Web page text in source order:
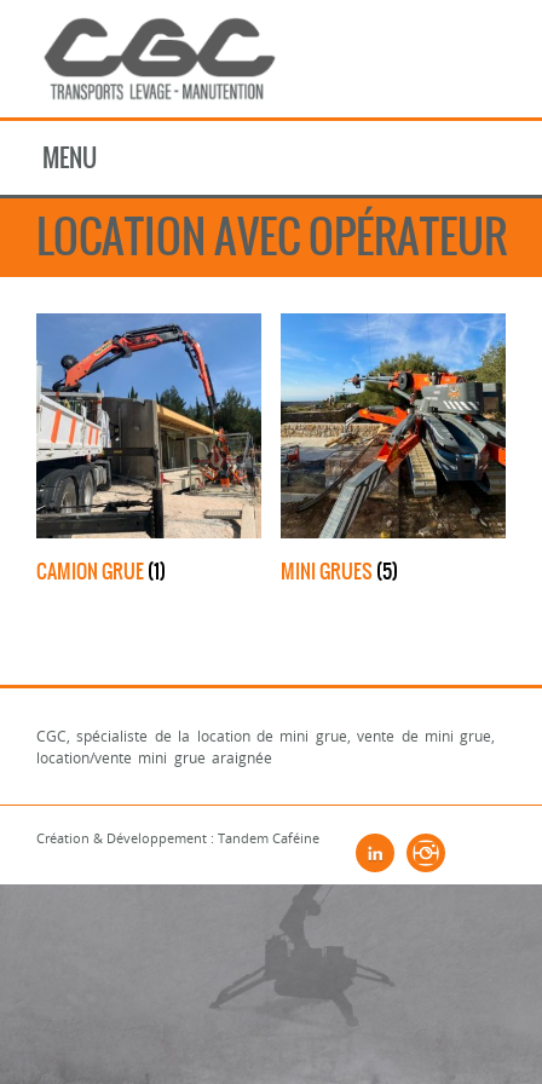
MENU
LOCATION AVEC OPÉRATEUR
CAMION GRUE(1) MINI GRUES(5)
CGC, spécialiste de la location de mini grue, vente de mini grue,
location/vente mini grue araignée
Création & Développement : Tandem Caféine